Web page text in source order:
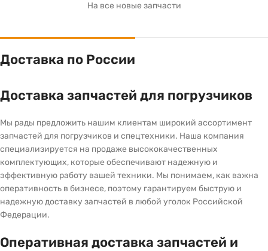
На все новые запчасти
Доставка по России
Доставка запчастей для погрузчиков
Мы рады предложить нашим клиентам широкий ассортимент
запчастей для погрузчиков и спецтехники. Наша компания
специализируется на продаже высококачественных
комплектующих, которые обеспечивают надежную и
эффективную работу вашей техники. Мы понимаем, как важна
оперативность в бизнесе, поэтому гарантируем быструю и
надежную доставку запчастей в любой уголок Российской
Федерации.
Оперативная доставка запчастей и